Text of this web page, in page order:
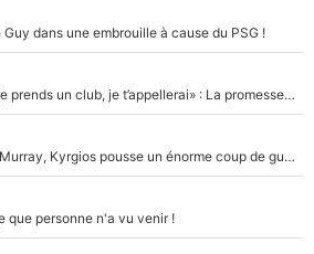
dans une embrouille à cause du PSG !
Mercato - OM - «Dès que je prends un club, je t’appellerai» : La promesse de Marcelino au moment de claquer la porte
Victime de racisme contre Murray, Kyrgios pousse un énorme coup de gueule !
que personne n'a vu venir !